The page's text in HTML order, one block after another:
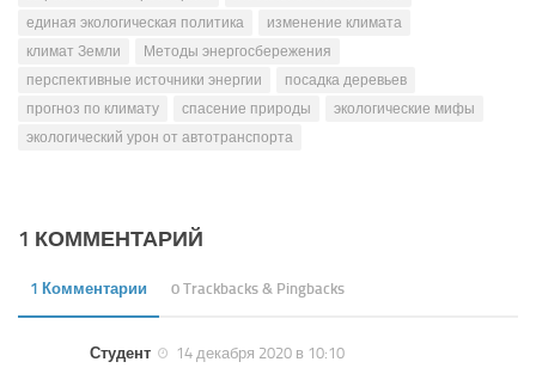
единая экологическая политика
изменение климата
климат Земли
Методы энергосбережения
перспективные источники энергии
посадка деревьев
прогноз по климату
спасение природы
экологические мифы
экологический урон от автотранспорта
1 КОММЕНТАРИЙ
1 Комментарии 0 Trackbacks & Pingbacks
Студент
14 декабря 2020 в 10:10